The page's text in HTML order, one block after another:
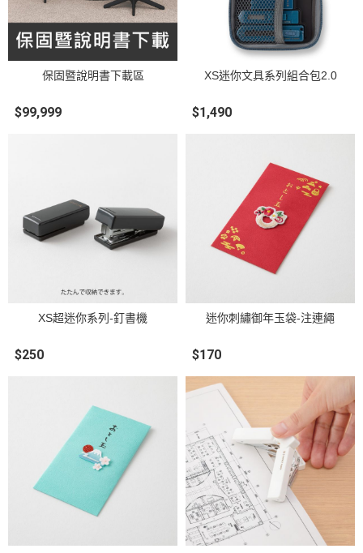
保固暨說明書下載區
$99,999
XS迷你文具系列組合包2.0
$1,490
XS超迷你系列-釘書機
$250
迷你刺繡御年玉袋-注連繩
$170